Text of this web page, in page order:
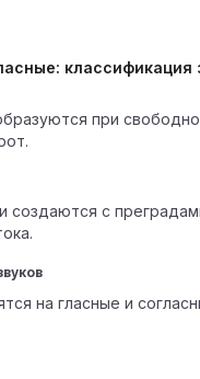
классификация
при
создаются с
на гласные и